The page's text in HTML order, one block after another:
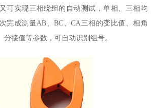
可实现三相绕组的自动测试，单相、三相均
完成测量AB、BC、CA三相的变比值、相角
接值等参数，可自动识别组号。